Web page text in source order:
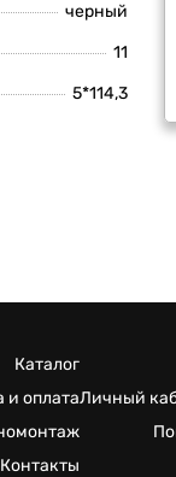
черный
11
5*114,3
Каталог
и оплата
Контакты
Личный